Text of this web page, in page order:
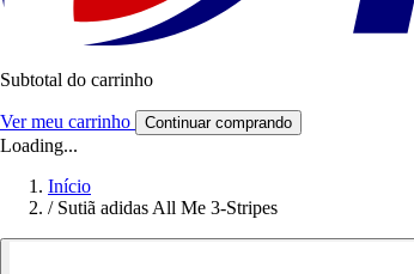
Subtotal do carrinho
Ver meu carrinho Continuar comprando
Loading...
Início
/ Sutiã adidas All Me 3-Stripes